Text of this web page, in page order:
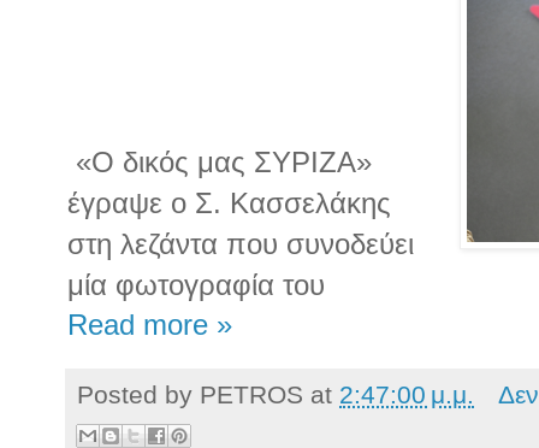
«Ο δικός μας ΣΥΡΙΖΑ»
έγραψε ο Σ. Κασσελάκης
στη λεζάντα που συνοδεύει
μία φωτογραφία του
Read more »
Posted by PETROS at 2:47:00 μ.μ.